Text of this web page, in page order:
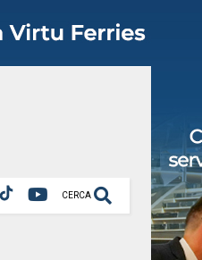
CERCA